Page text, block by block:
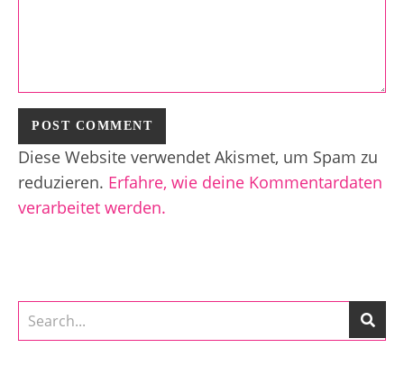
Diese Website verwendet Akismet, um Spam zu
reduzieren. Erfahre, wie deine Kommentardaten
verarbeitet werden.